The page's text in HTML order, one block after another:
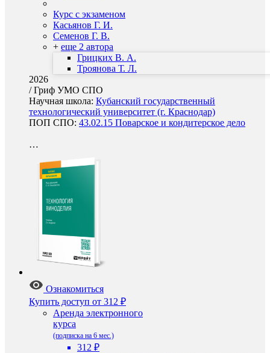
Курс с экзаменом
Касьянов Г. И.
Семенов Г. В.
+ еще 2 автора
Грицких В. А.
Троянова Т. Л.
2026
/Гриф УМО СПО
Научная школа: Кубанский государственный
технологический университет (г. Краснодар)
ПОП СПО: 43.02.15 Поварское и кондитерское дело
…
Ознакомиться
Купить доступ от 312 ₽
Аренда электронного
курса
(подписка на 6 мес.)
312 ₽